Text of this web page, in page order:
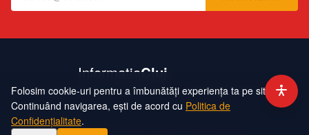
ContactEchipa Publicitate Politică de ConfidențialitateHartă Site
Folosim cookie-uri pentru a îmbunătăți experiența ta pe site.
Continuând navigarea, ești de acord cu Politica de
Confidențialitate.